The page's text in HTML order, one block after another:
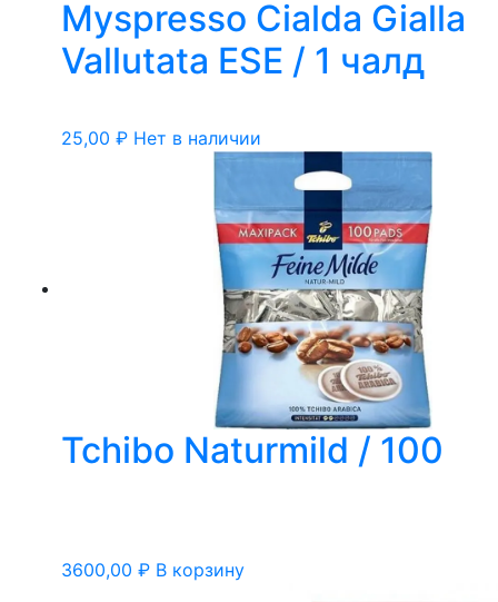
Myspresso Cialda Gialla
Vallutata ESE / 1 чалд
25,00 ₽ Нет в наличии
Tchibo Naturmild / 100
3600,00 ₽ В корзину